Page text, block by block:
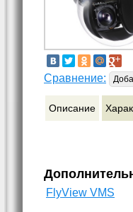
Сравнение:
Описание
FlyView VMS